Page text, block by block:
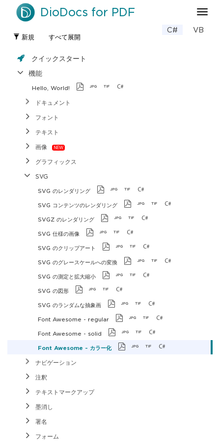
ナ
ゲ
DioDocs for PDF
C# VB
新規 すべて展開
クイックスタート
機能
Hello, World!
ドキュメント
フォント
テキスト
画像
グラフィックス
SVG
SVG のレンダリング
SVG コンテンツのレンダリング
SVGZ のレンダリング
SVG 仕様の画像
SVG のクリップアート
SVG のグレースケールへの変換
SVG の測定と拡大縮小
SVG の図形
SVG のランダムな抽象画
Font Awesome - regular
Font Awesome - solid
Font Awesome - カラー化
ナビゲーション
注釈
テキストマークアップ
墨消し
署名
フォーム